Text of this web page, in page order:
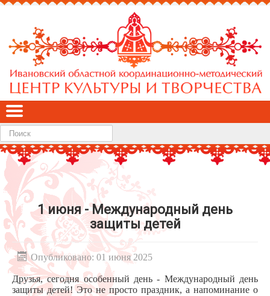
Найти
1 июня - Международный день
защиты детей
Опубликовано: 01 июня 2025
Друзья, сегодня особенный день - Международный день
защиты детей! Это не просто праздник, а напоминание о